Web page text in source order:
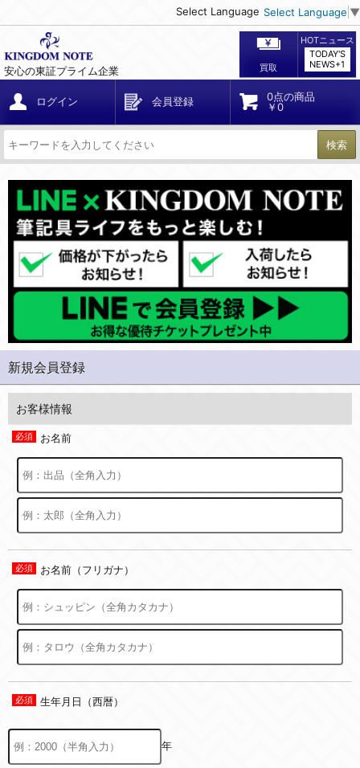
Select Language Select Language ▼
安心の東証プライム企業 買取
HOTニュース
TODAY'S
NEWS+1
ログイン 会員登録
0点の商品
￥0
検索
新規会員登録
お客様情報
お名前
お名前（フリガナ）
生年月日（西暦）
年